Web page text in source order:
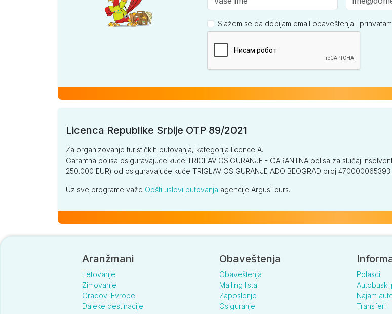
Slažem se da dobijam email obaveštenja i prihvatam
Licenca Republike Srbije OTP 89/2021
Za organizovanje turističkih putovanja, kategorija licence A.
Garantna polisa osiguravajuće kuće TRIGLAV OSIGURANJE - GARANTNA polisa za slučaj
250.000 EUR) od osiguravajuće kuće TRIGLAV OSIGURANJE ADO BEOGRAD broj 470000065393.
Uz sve programe važe Opšti uslovi putovanja agencije ArgusTours.
Aranžmani
Letovanje
Zimovanje
Gradovi Evrope
Daleke destinacije
Obaveštenja
Obaveštenja
Mailing lista
Zaposlenje
Osiguranje
Polasci
Autobuski
Najam
Transferi